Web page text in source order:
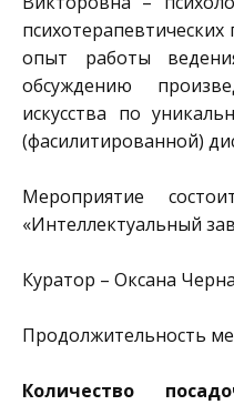
опыт работы
обсуждению
искусства по
(фасилитированной)
Мероприятие
«Интеллектуальный
Куратор – Оксана
Продолжительность
Количество